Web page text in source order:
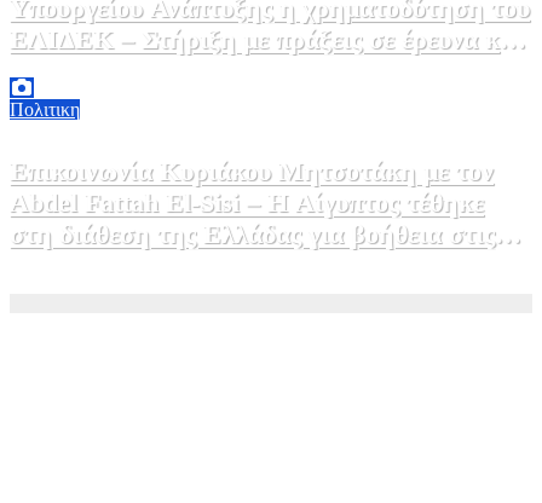
Υπουργείου Ανάπτυξης η χρηματοδότηση του
ΕΛΙΔΕΚ – Στήριξη με πράξεις σε έρευνα και
καινοτομία»
Πολιτικη
Επικοινωνία Κυριάκου Μητσοτάκη με τον
Abdel Fattah El-Sisi – Η Αίγυπτος τέθηκε
στη διάθεση της Ελλάδας για βοήθεια στις